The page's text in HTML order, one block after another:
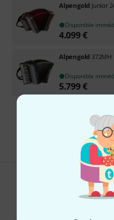
Alpengold Junior
Disponible
4.099€
Alpengold 372MH
Disponible
5.799€
Envoi gratuit à
Les prix sont
Aimez-vous ce